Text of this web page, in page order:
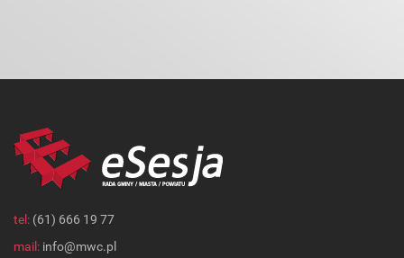
tel: (61) 666 19 77
mail: info@mwc.pl